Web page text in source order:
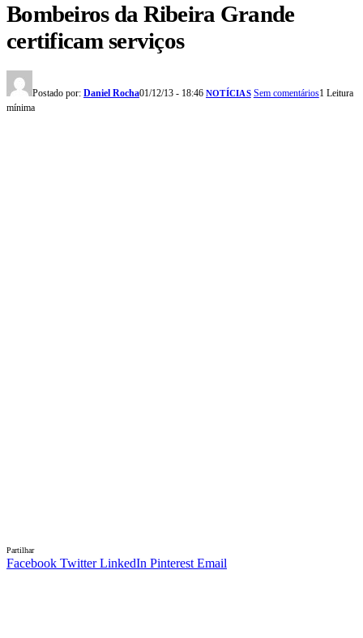
Bombeiros da Ribeira Grande
certificam serviços
Postado por: Daniel Rocha01/12/13 - 18:46 NOTÍCIAS Sem comentários1 Leitura
mínima
Partilhar
Facebook Twitter LinkedIn Pinterest Email